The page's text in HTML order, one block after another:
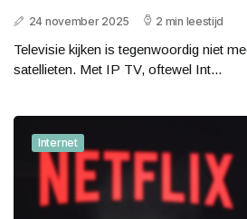
24 november 2025 2 min leestijd
Televisie kijken is tegenwoordig niet
satellieten. Met IP TV, oftewel Int...
Internet